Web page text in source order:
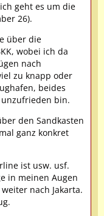
geht es um die
26).
über die
wobei ich da
nach
zu knapp oder
beides
bin.
den Sandkasten
ganz konkret
ist usw. usf.
in meinen Augen
nach Jakarta.